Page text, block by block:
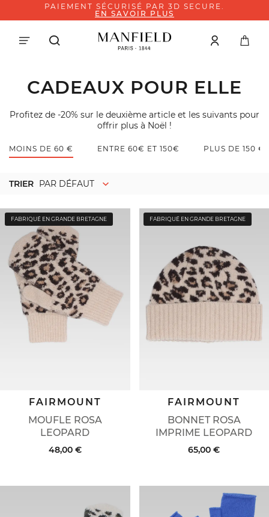
PAIEMENT SÉCURISÉ PAR 3D SECURE.
EN SAVOIR PLUS
CADEAUX POUR ELLE
Profitez de -20% sur le deuxième article et les suivants pour
offrir plus à Noël !
MOINS DE 60 € ENTRE 60€ ET 150€ PLUS DE 150 €
TRIER PAR DÉFAUT
FABRIQUÉ EN GRANDE BRETAGNE
MOUFLE ROSA
LEOPARD
FAIRMOUNT
48,00 €
FABRIQUÉ EN GRANDE BRETAGNE
BONNET ROSA
IMPRIME LEOPARD
FAIRMOUNT
65,00 €